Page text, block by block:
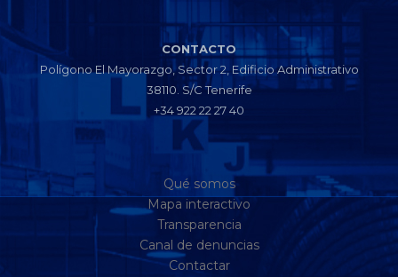
CONTACTO
Polígono El Mayorazgo, Sector 2, Edificio Administrativo
38110. S/C Tenerife
+34 922 22 27 40
Qué somos
Mapa interactivo
Transparencia
Canal de denuncias
Contactar